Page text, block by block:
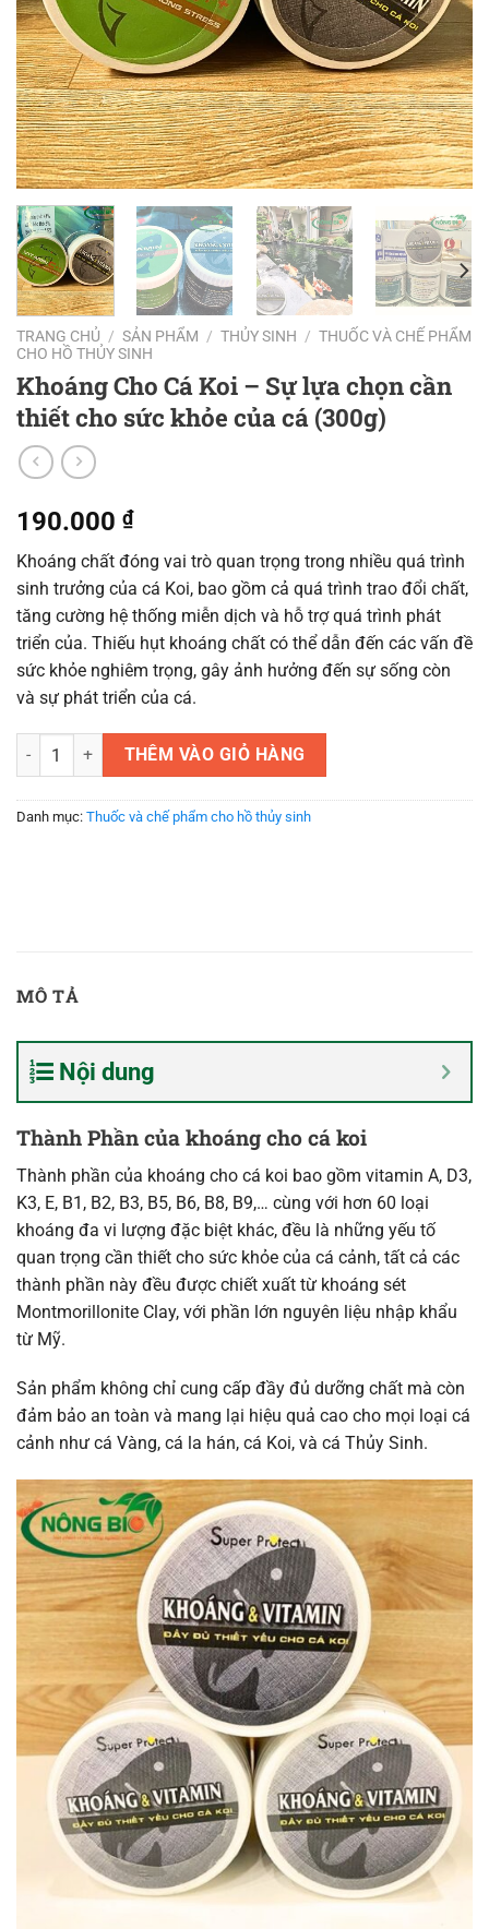
TRANG CHỦ / SẢN PHẨM / THỦY SINH / THUỐC VÀ CHẾ PHẨM
CHO HỒ THỦY SINH
Khoáng Cho Cá Koi – Sự lựa chọn cần
thiết cho sức khỏe của cá (300g)
190.000 ₫
Khoáng chất đóng vai trò quan trọng trong nhiều quá trình
sinh trưởng của cá Koi, bao gồm cả quá trình trao đổi chất,
tăng cường hệ thống miễn dịch và hỗ trợ quá trình phát
triển của. Thiếu hụt khoáng chất có thể dẫn đến các vấn đề
sức khỏe nghiêm trọng, gây ảnh hưởng đến sự sống còn
và sự phát triển của cá.
Khoáng Cho Cá Koi - Sự lựa chọn cần thiết cho sức khỏe của cá
THÊM VÀO GIỎ HÀNG
Danh mục: Thuốc và chế phẩm cho hồ thủy sinh
MÔ TẢ
Nội dung
Thành Phần của khoáng cho cá koi
Thành phần của khoáng cho cá koi bao gồm vitamin A, D3,
K3, E, B1, B2, B3, B5, B6, B8, B9,… cùng với hơn 60 loại
khoáng đa vi lượng đặc biệt khác, đều là những yếu tố
quan trọng cần thiết cho sức khỏe của cá cảnh, tất cả các
thành phần này đều được chiết xuất từ khoáng sét
Montmorillonite Clay, với phần lớn nguyên liệu nhập khẩu
từ Mỹ.
Sản phẩm không chỉ cung cấp đầy đủ dưỡng chất mà còn
đảm bảo an toàn và mang lại hiệu quả cao cho mọi loại cá
cảnh như cá Vàng, cá la hán, cá Koi, và cá Thủy Sinh.